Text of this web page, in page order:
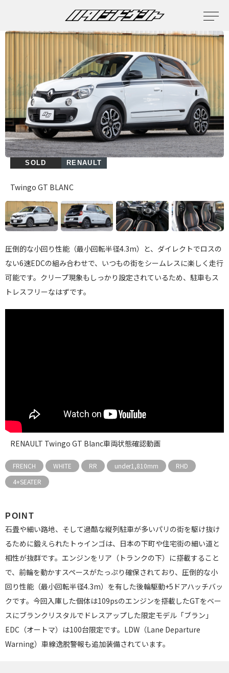
SOLD RENAULT
Twingo GT BLANC
圧倒的な小回り性能（最小回転半径4.3m）と、ダイレクトでロスの
ない6速EDCの組み合わせで、いつもの街をシームレスに楽しく走行
可能です。クリープ現象もしっかり設定されているため、駐車もス
トレスフリーなはずです。
RENAULT Twingo GT Blanc車両状態確認動画
FRENCH WHITE RR under1,810mm
RHD
4+SEATER
POINT
石畳や細い路地、そして過酷な縦列駐車が多いパリの街を駆け抜け
るために鍛えられたトゥインゴは、日本の下町や住宅街の細い道と
相性が抜群です。エンジンをリア（トランクの下）に搭載すること
で、前輪を動かすスペースがたっぷり確保されており、圧倒的な小
回り性能（最小回転半径4.3m）を有した後輪駆動+5ドアハッチバッ
クです。今回入庫した個体は109psのエンジンを搭載したGTをベー
スにブランクリスタルでドレスアップした限定モデル「ブラン」
EDC（オートマ）は100台限定です。LDW（Lane Departure
Warning）車線逸脱警報も追加装備されています。